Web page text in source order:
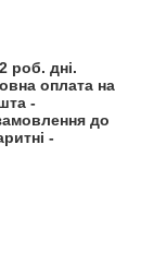
роб. дні.
оплата на
-
до
-